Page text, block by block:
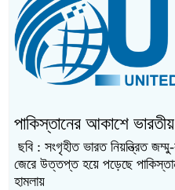
পাকিস্তানের আকাশে ভারতীয়
ছবি : সংগৃহীত ভারত নিয়ন্ত্রিত জম্মু-
জেরে উত্তপ্ত হয়ে পড়েছে
হামলায়